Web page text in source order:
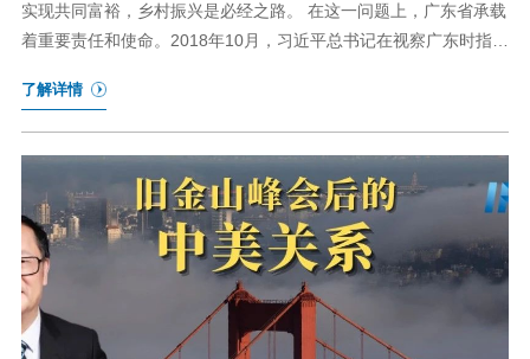
实现共同富裕，乡村振兴是必经之路。 在这一问题上，广东省承载
着重要责任和使命。2018年10月，习近平总书记在视察广东时指
要继续走在全国前列，要把短板变成“潜力板”。2023年4月，习近
平总书记考察广东时再次强调，区域协调发展是实现共同富裕的必
然要求，广东要下功夫解决区域发展不平衡问题。
了解详情